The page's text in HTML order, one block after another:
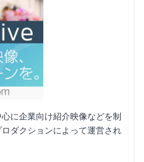
に企業向け紹介映像などを制
ダクションによって運営され